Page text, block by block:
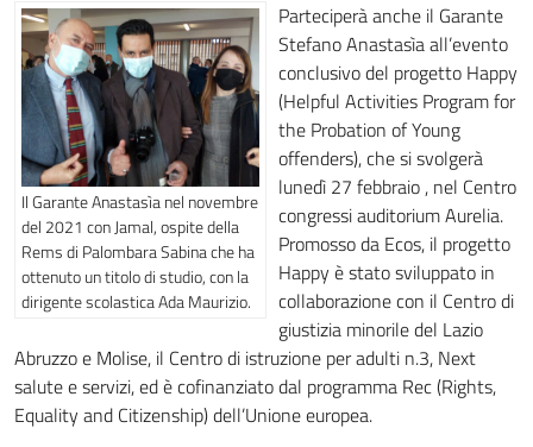
Il Garante Anastasìa nel novembre
del 2021 con Jamal, ospite della
Rems di Palombara Sabina che ha
ottenuto un titolo di studio, con la
dirigente scolastica Ada Maurizio.
Parteciperà anche il Garante
Stefano Anastasìa all’evento
conclusivo del progetto Happy
(Helpful Activities Program for
the Probation of Young
offenders), che si svolgerà
lunedì 27 febbraio , nel Centro
congressi auditorium Aurelia.
Promosso da Ecos, il progetto
Happy è stato sviluppato in
collaborazione con il Centro di
giustizia minorile del Lazio
Abruzzo e Molise, il Centro di istruzione per adulti n.3, Next
salute e servizi, ed è cofinanziato dal programma Rec (Rights,
Equality and Citizenship) dell’Unione europea.